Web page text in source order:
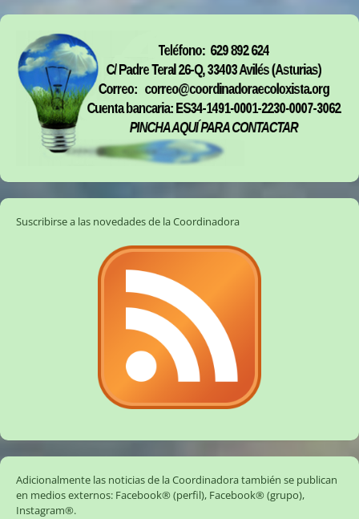
Suscribirse a las novedades de la Coordinadora
Adicionalmente las noticias de la Coordinadora también se publican
en medios externos: Facebook® (perfil), Facebook® (grupo),
Instagram®.